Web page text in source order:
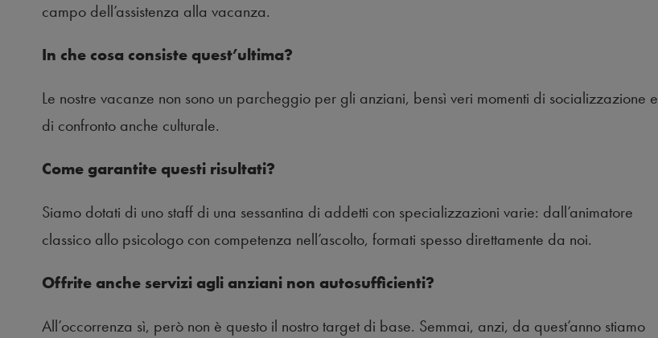
campo dell’assistenza alla vacanza.
In che cosa consiste quest’ultima?
Le nostre vacanze non sono un parcheggio per gli anziani, bensì veri momenti di socializzazione e
di confronto anche culturale.
Come garantite questi risultati?
Siamo dotati di uno staff di una sessantina di addetti con specializzazioni varie: dall’animatore
classico allo psicologo con competenza nell’ascolto, formati spesso direttamente da noi.
Offrite anche servizi agli anziani non autosufficienti?
All’occorrenza sì, però non è questo il nostro target di base. Semmai, anzi, da quest’anno stiamo